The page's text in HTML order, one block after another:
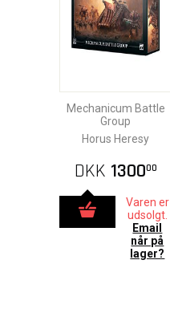
Mechanicum Battle
Group
Horus Heresy
DKK 130000
Varen er
udsolgt.
Email
når på
lager?